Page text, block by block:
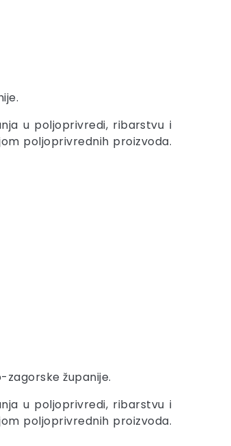
u poljoprivredi, ribarstvu i
poljoprivrednih proizvoda.
županije.
u poljoprivredi, ribarstvu i
poljoprivrednih proizvoda.